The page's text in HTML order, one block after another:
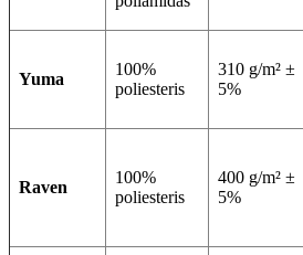
Yuma
100%
poliesteris
310 g/m² ±
5%
Raven
100%
poliesteris
400 g/m² ±
5%